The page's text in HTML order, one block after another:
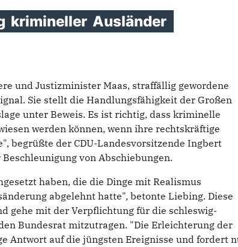
krimineller Ausländer
und Justizminister Maas, straffällig gewordene
Sie stellt die Handlungsfähigkeit der Großen
unter Beweis. Es ist richtig, dass kriminelle
werden können, wenn ihre rechtskräftige
begrüßte der CDU-Landesvorsitzende Ingbert
von Abschiebungen.
haben, die die Dinge mit Realismus
abgelehnt hatte", betonte Liebing. Diese
gehe mit der Verpflichtung für die schleswig-
Bundesrat mitzutragen. "Die Erleichterung der
Antwort auf die jüngsten Ereignisse und fordert